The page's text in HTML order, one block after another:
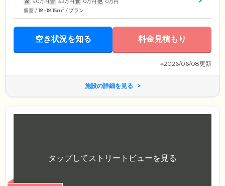
個室 / 18~18.15m2 / プラン
空き状況を知る 料金見積もり
※2026/06/08更新
施設の詳細を見る